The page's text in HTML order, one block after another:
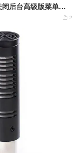
后台高级版菜单和
 2